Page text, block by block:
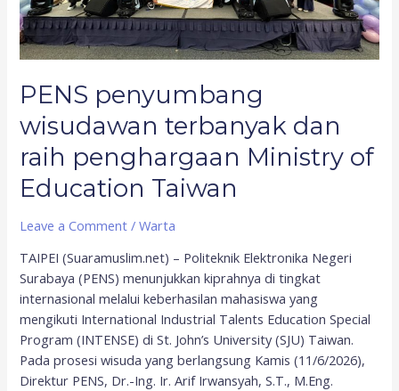
PENS penyumbang
wisudawan terbanyak dan
raih penghargaan Ministry of
Education Taiwan
Leave a Comment /Warta
TAIPEI (Suaramuslim.net) – Politeknik Elektronika Negeri
Surabaya (PENS) menunjukkan kiprahnya di tingkat
internasional melalui keberhasilan mahasiswa yang
mengikuti International Industrial Talents Education Special
Program (INTENSE) di St. John’s University (SJU) Taiwan.
Pada prosesi wisuda yang berlangsung Kamis (11/6/2026),
Direktur PENS, Dr.-Ing. Ir. Arif Irwansyah, S.T., M.Eng.
of
Education
Taiwan